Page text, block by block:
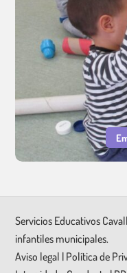
Servicios Educativos
infantiles municipales.
Aviso legal | Política de